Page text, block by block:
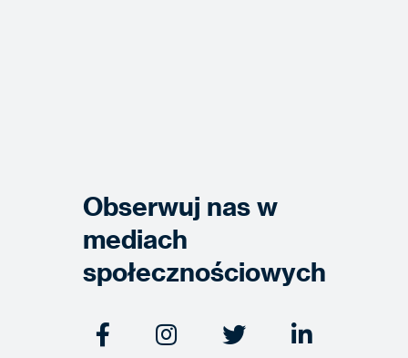
Obserwuj nas w
mediach
społecznościowych
   